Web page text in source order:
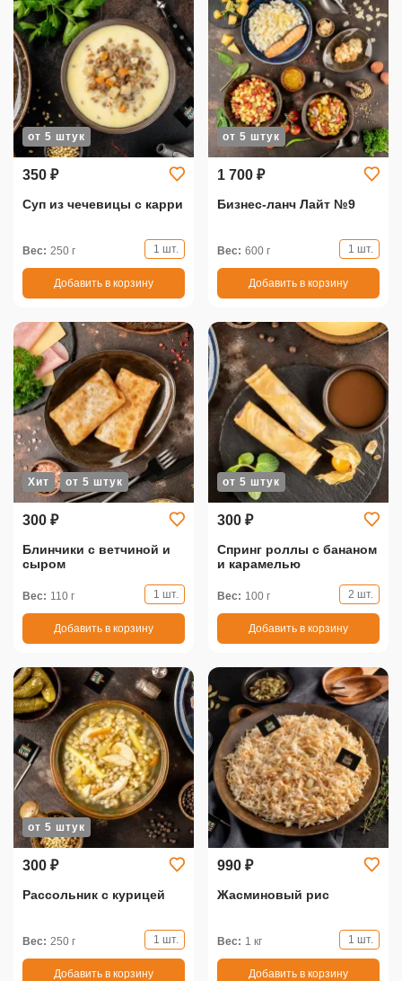
от 5 штук
350 ₽
Суп из чечевицы с карри
Вес: 250 г 1 шт.
Добавить в корзину
от 5 штук
1 700 ₽
Бизнес-ланч Лайт №9
Вес: 600 г 1 шт.
Добавить в корзину
Хит от 5 штук
300 ₽
Блинчики с ветчиной и
сыром
Вес: 110 г 1 шт.
Добавить в корзину
от 5 штук
300 ₽
Спринг роллы с бананом
и карамелью
Вес: 100 г 2 шт.
Добавить в корзину
от 5 штук
300 ₽
Рассольник с курицей
Вес: 250 г 1 шт.
Добавить в корзину
990 ₽
Жасминовый рис
Вес: 1 кг 1 шт.
Добавить в корзину